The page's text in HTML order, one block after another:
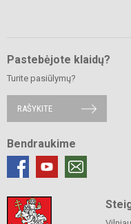
Pastebėjote klaidų?
Turite pasiūlymų?
RAŠYKITE
Bendraukime